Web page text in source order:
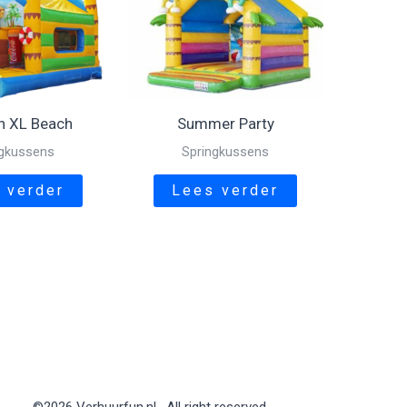
XL Beach
verder
Summer Party
Springkussens
Lees verder